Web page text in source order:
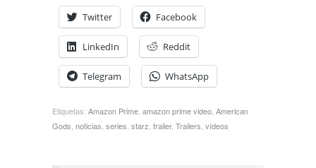
Twitter Facebook
LinkedIn Reddit
Telegram WhatsApp
Etiquetas: Amazon Prime, amazon prime video, American
Gods, noticias, series, starz, trailer, Trailers, vídeos